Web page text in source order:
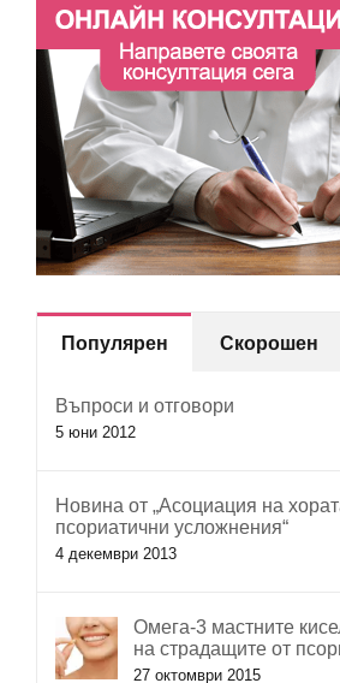
Популярен Скорошен
Въпроси и отговори
5 юни 2012
Новина от „Асоциация на
псориатични усложнения“
4 декември 2013
Омега-3 мастните
на страдащите от
27 октомври 2015